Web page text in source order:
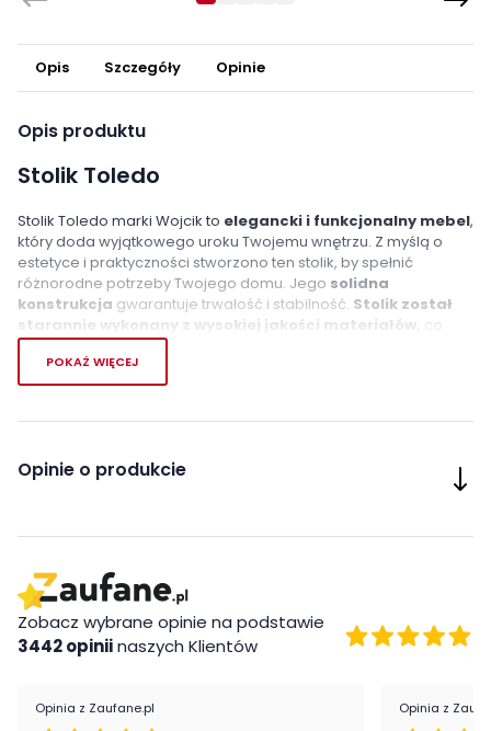
Opis Szczegóły Opinie
Opis produktu
Stolik Toledo
Stolik Toledo marki Wojcik to elegancki i funkcjonalny mebel,
który doda wyjątkowego uroku Twojemu wnętrzu. Z myślą o
estetyce i praktyczności stworzono ten stolik, by spełnić
różnorodne potrzeby Twojego domu. Jego solidna
konstrukcja gwarantuje trwałość i stabilność. Stolik został
starannie wykonany z wysokiej jakości materiałów, co
sprawia, że jest odporny na codzienny użytkowanie. Ponadto,
jego powierzchnia jest pięknie wykończona, nadając mu
wyjątkową estetykę.
funkcjonalna półka pod blatem
Montaż
Stolik Toledo firmy Meble Wójcik jest oryginalnie zapakowany w
POKAŻ WIĘCEJ
Opinie o produkcie
Zobacz wybrane opinie na podstawie
3442 opiniinaszych Klientów
Opinia z Zaufane.pl Opinia z